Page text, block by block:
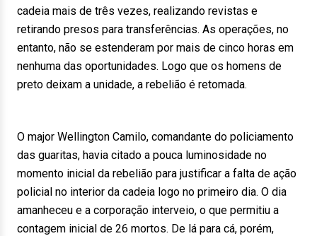
cadeia mais de três vezes, realizando revistas e
retirando presos para transferências. As operações, no
entanto, não se estenderam por mais de cinco horas em
nenhuma das oportunidades. Logo que os homens de
preto deixam a unidade, a rebelião é retomada.
O major Wellington Camilo, comandante do policiamento
das guaritas, havia citado a pouca luminosidade no
momento inicial da rebelião para justificar a falta de ação
policial no interior da cadeia logo no primeiro dia. O dia
amanheceu e a corporação interveio, o que permitiu a
contagem inicial de 26 mortos. De lá para cá, porém,